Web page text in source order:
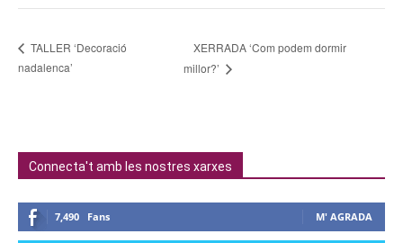
TALLER ‘Decoració
nadalenca’
XERRADA ‘Com podem dormir
millor?’
Connecta't amb les nostres xarxes
7,490 Fans M' AGRADA